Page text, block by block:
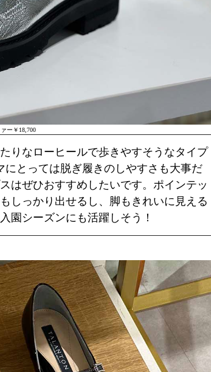
ー￥18,700
りなローヒールで歩きやすそうなタイプ
にとっては脱ぎ履きのしやすさも大事だ
はぜひおすすめしたいです。ポインテッ
しっかり出せるし、脚もきれいに見える
園シーズンにも活躍しそう！